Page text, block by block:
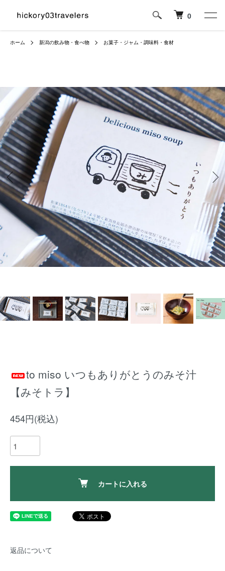
0
ホーム 新潟の飲み物・食べ物 お菓子・ジャム・調味料・食材
to miso いつもありがとうのみそ汁
【みそトラ】
454円(税込)
カートに入れる
返品について